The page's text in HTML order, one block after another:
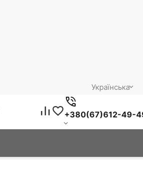
Українська
+380(67)612-49-